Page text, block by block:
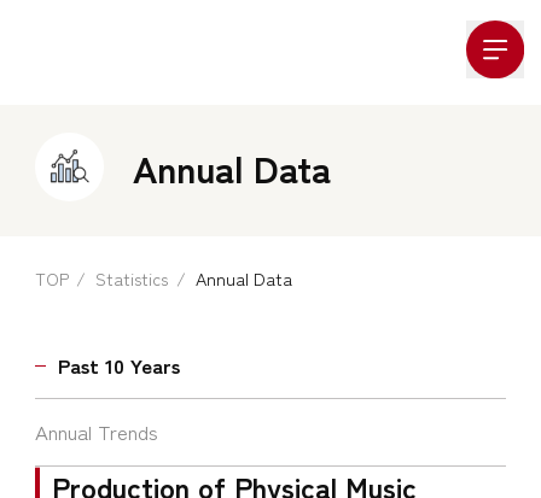
Annual Data
TOP Statistics Annual Data
Past 10 Years
Annual Trends
Production of Physical Music